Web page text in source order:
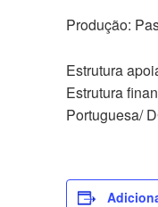
Produção:
Estrutura
Estrutura
Portuguesa/